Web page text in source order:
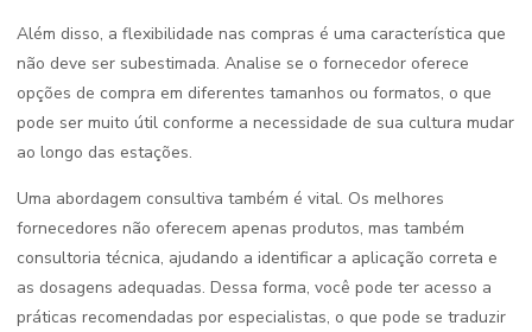
Além disso, a flexibilidade nas compras é uma característica que
não deve ser subestimada. Analise se o fornecedor oferece
opções de compra em diferentes tamanhos ou formatos, o que
pode ser muito útil conforme a necessidade de sua cultura mudar
ao longo das estações.
Uma abordagem consultiva também é vital. Os melhores
fornecedores não oferecem apenas produtos, mas também
consultoria técnica, ajudando a identificar a aplicação correta e
as dosagens adequadas. Dessa forma, você pode ter acesso a
práticas recomendadas por especialistas, o que pode se traduzir